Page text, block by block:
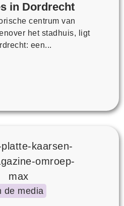
in Dordrecht
centrum van
het stadhuis, ligt
een...
de media